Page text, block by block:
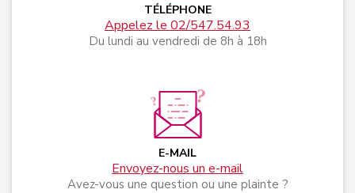
TÉLÉPHONE
Appelez le 02/547.54.93
Du lundi au vendredi de 8h à 18h
E-MAIL
Envoyez-nous un e-mail
Avez-vous une question ou une plainte ?